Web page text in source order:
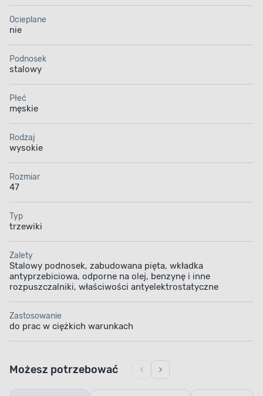
Ocieplane
nie
Podnosek
stalowy
Płeć
męskie
Rodzaj
wysokie
Rozmiar
47
Typ
trzewiki
Zalety
Stalowy podnosek, zabudowana pięta, wkładka
antyprzebiciowa, odporne na olej, benzynę i inne
rozpuszczalniki, właściwości antyelektrostatyczne
Zastosowanie
do prac w ciężkich warunkach
Możesz potrzebować